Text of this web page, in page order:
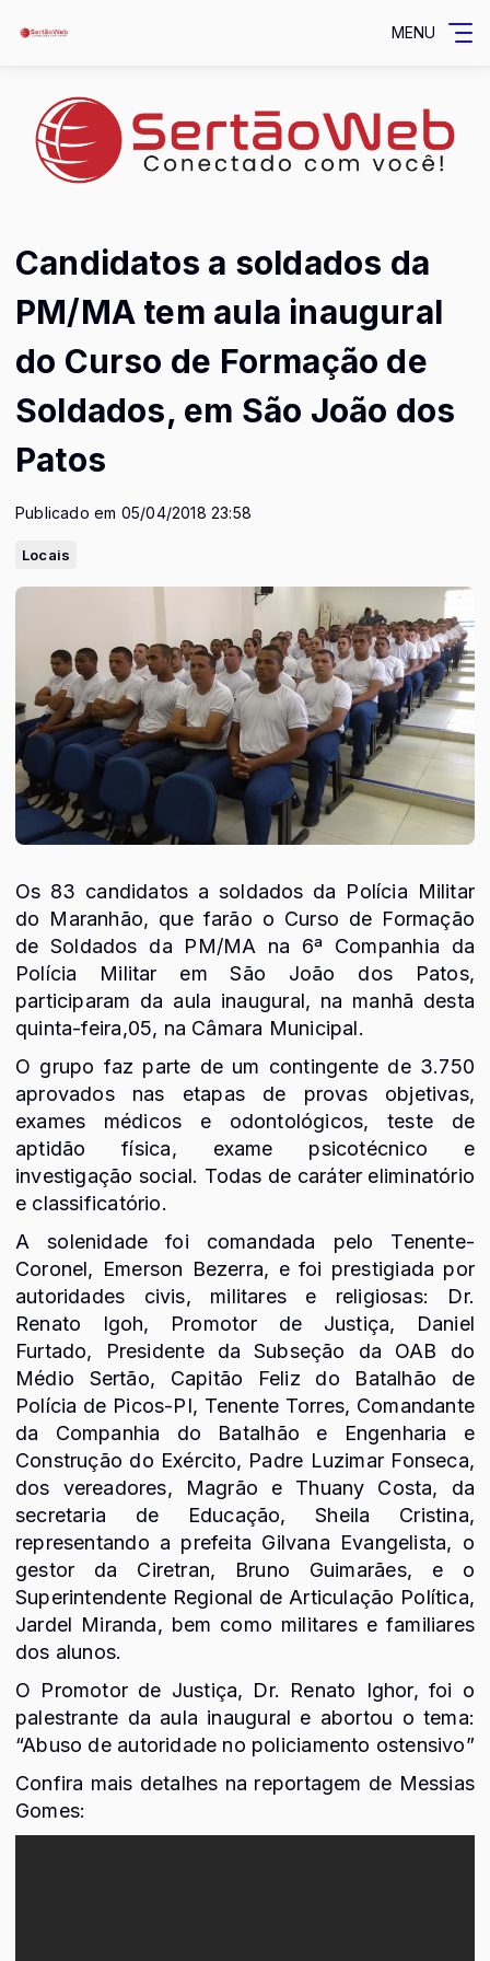
MENU
Candidatos a soldados da
PM/MA tem aula inaugural
do Curso de Formação de
Soldados, em São João dos
Patos
Publicado em 05/04/2018 23:58
Locais
Os 83 candidatos a soldados da Polícia Militar
do Maranhão, que farão o Curso de Formação
de Soldados da PM/MA na 6ª Companhia da
Polícia Militar em São João dos Patos,
participaram da aula inaugural, na manhã desta
quinta-feira,05, na Câmara Municipal.
O grupo faz parte de um contingente de 3.750
aprovados nas etapas de provas objetivas,
exames médicos e odontológicos, teste de
aptidão física, exame psicotécnico e
investigação social. Todas de caráter eliminatório
e classificatório.
A solenidade foi comandada pelo Tenente-
Coronel, Emerson Bezerra, e foi prestigiada por
autoridades civis, militares e religiosas: Dr.
Renato Igoh, Promotor de Justiça, Daniel
Furtado, Presidente da Subseção da OAB do
Médio Sertão, Capitão Feliz do Batalhão de
Polícia de Picos-PI, Tenente Torres, Comandante
da Companhia do Batalhão e Engenharia e
Construção do Exército, Padre Luzimar Fonseca,
dos vereadores, Magrão e Thuany Costa, da
secretaria de Educação, Sheila Cristina,
representando a prefeita Gilvana Evangelista, o
gestor da Ciretran, Bruno Guimarães, e o
Superintendente Regional de Articulação Política,
Jardel Miranda, bem como militares e familiares
dos alunos.
O Promotor de Justiça, Dr. Renato Ighor, foi o
palestrante da aula inaugural e abortou o tema:
“Abuso de autoridade no policiamento ostensivo”
Confira mais detalhes na reportagem de Messias
Gomes: